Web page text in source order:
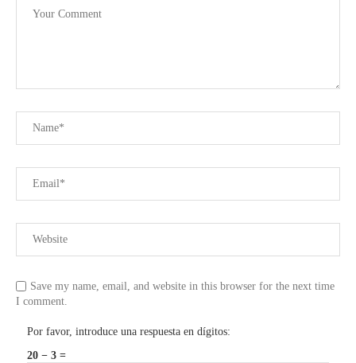
Save my name, email, and website in this browser for the next time
I comment.
Por favor, introduce una respuesta en dígitos:
20 − 3 =